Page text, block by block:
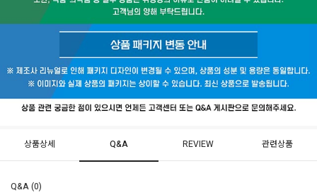
상품상세 Q&A REVIEW 관련상품
Q&A (0)